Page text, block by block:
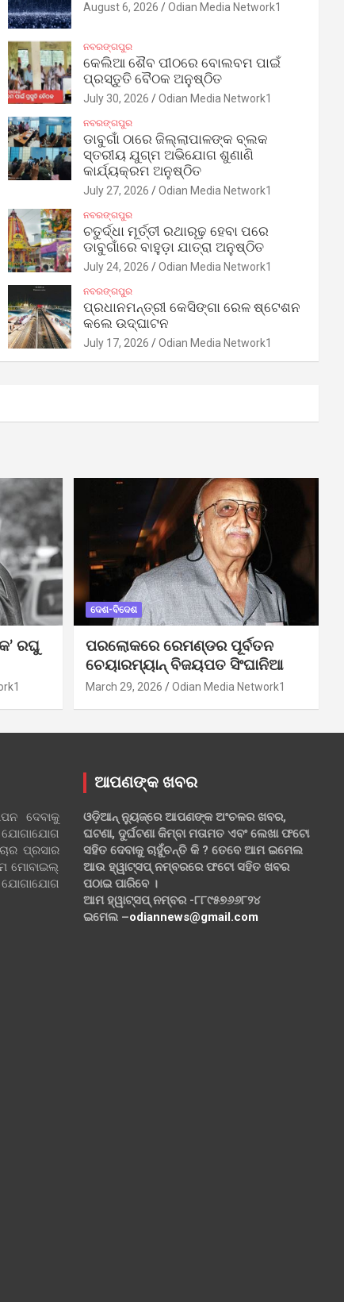
August 6, 2026 Odian Media Network1
ନବରଙ୍ଗପୁର
କେଲିଆ ଶୈବ ପୀଠରେ ବୋଲବମ ପାଇଁ
ପ୍ରସ୍ତୁତି ବୈଠକ ଅନୁଷ୍ଠିତ
July 30, 2026 Odian Media Network1
ନବରଙ୍ଗପୁର
ଡାବୁଗାଁ ଠାରେ ଜିଲ୍ଲାପାଳଙ୍କ ବ୍ଲକ
ସ୍ତରୀୟ ଯୁଗ୍ମ ଅଭିଯୋଗ ଶୁଣାଣି
କାର୍ଯ୍ୟକ୍ରମ ଅନୁଷ୍ଠିତ
July 27, 2026 Odian Media Network1
ନବରଙ୍ଗପୁର
ଚତୁର୍ଦ୍ଧା ମୂର୍ତ୍ତୀ ରଥାରୂଢ଼ ହେବା ପରେ
ଡାବୁଗାଁରେ ବାହୁଡ଼ା ଯାତ୍ରା ଅନୁଷ୍ଠିତ
July 24, 2026 Odian Media Network1
ନବରଙ୍ଗପୁର
ପ୍ରଧାନମନ୍ତ୍ରୀ କେସିଙ୍ଗା ରେଳ ଷ୍ଟେଶନ
କଲେ ଉଦ୍‌ଘାଟନ
July 17, 2026 Odian Media Network1
ରଘୁ
ଦେଶ-ବିଦେଶ
ପରଲୋକରେ ରେମଣ୍ଡର ପୂର୍ବତନ
ଚେୟାରମ୍ୟାନ୍ ବିଜୟପତ ସିଂଘାନିଆ
March 29, 2026 Odian Media Network1
ଦେବାକୁ
ପ୍ରସାର
ମୋବାଇଲ୍
ଯୋଗାଯୋଗ
ଆପଣଙ୍କ ଖବର
ଓଡ଼ିଆନ୍ ନ୍ୟୁଜ୍‌ରେ ଆପଣଙ୍କ ଅଂଚଳର ଖବର,
ଘଟଣା, ଦୁର୍ଘଟଣା କିମ୍ବା ମତାମତ ଏବଂ ଲେଖା ଫଟୋ
ସହିତ ଦେବାକୁ ଚାହୁଁଚନ୍ତି କି ? ତେବେ ଆମ ଇମେଲ
ଆଉ ହ୍ୱାଟ୍‌ସପ୍ ନମ୍ବରରେ ଫଟୋ ସହିତ ଖବର
ପଠାଇ ପାରିବେ ।
ଆମ ହ୍ୱାଟ୍‌ସପ୍ ନମ୍ବର -୮୮୯୫୭୬୬୮୨୪
ଇମେଲ –odiannews@gmail.com